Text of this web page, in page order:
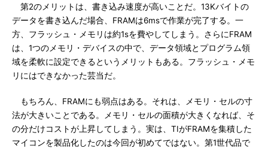
第2のメリットは、書き込み速度が高いことだ。13Kバイトの
データを書き込んだ場合、FRAMは6msで作業が完了する。一
方、フラッシュ・メモリは約1sを費やしてしまう。さらにFRAM
は、1つのメモリ・デバイスの中で、データ領域とプログラム領
域を柔軟に設定できるというメリットもある。フラッシュ・メモ
リにはできなかった芸当だ。
もちろん、FRAMにも弱点はある。それは、メモリ・セルの寸
法が大きいことである。メモリ・セルの面積が大きくなれば、そ
の分だけコストが上昇してしまう。実は、TIがFRAMを集積した
マイコンを製品化したのは今回が初めてではない。第1世代品で